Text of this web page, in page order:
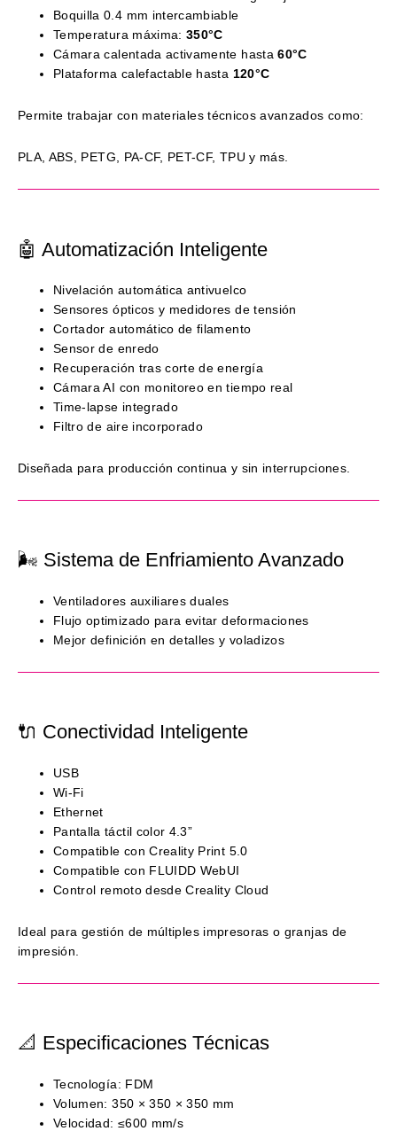
Boquilla 0.4 mm intercambiable
Temperatura máxima: 350°C
Cámara calentada activamente hasta60°C
Plataforma calefactable hasta 120°C
Permite trabajar con materiales técnicos avanzados como:
PLA, ABS, PETG, PA-CF, PET-CF, TPU y más.
🤖 Automatización Inteligente
Nivelación automática antivuelco
Sensores ópticos y medidores de tensión
Cortador automático de filamento
Sensor de enredo
Recuperación tras corte de energía
Cámara AI con monitoreo en tiempo real
Time-lapse integrado
Filtro de aire incorporado
Diseñada para producción continua y sin interrupciones.
🌬 Sistema de Enfriamiento Avanzado
Ventiladores auxiliares duales
Flujo optimizado para evitar deformaciones
Mejor definición en detalles y voladizos
🔌 Conectividad Inteligente
USB
Wi-Fi
Ethernet
Pantalla táctil color 4.3”
Compatible con Creality Print 5.0
Compatible con FLUIDD WebUI
Control remoto desde Creality Cloud
Ideal para gestión de múltiples impresoras o granjas de
impresión.
📐 Especificaciones Técnicas
Tecnología: FDM
Volumen: 350 × 350 × 350 mm
Velocidad: ≤600 mm/s